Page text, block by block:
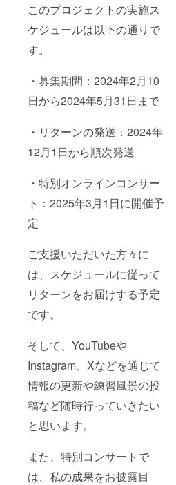
このプロジェクトの実施ス
ケジュールは以下の通りで
す。
・募集期間：2024年2月10
日から2024年5月31日まで
・リターンの発送：2024年
12月1日から順次発送
・特別オンラインコンサー
ト：2025年3月1日に開催予
定
ご支援いただいた方々に
は、スケジュールに従って
リターンをお届けする予定
です。
そして、YouTubeや
Instagram、Xなどを通じて
情報の更新や練習風景の投
稿など随時行っていきたい
と思います。
また、特別コンサートで
は、私の成果をお披露目